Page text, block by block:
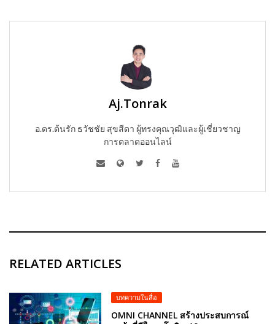
Aj.Tonrak
อ.ดร.ต้นรัก ธวัชชัย สุขสีดา ผู้ทรงคุณวุฒิและผู้เชี่ยวชาญ
การตลาดออนไลน์
RELATED ARTICLES
บทความในสื่อ
OMNI CHANNEL สร้างประสบการณ์